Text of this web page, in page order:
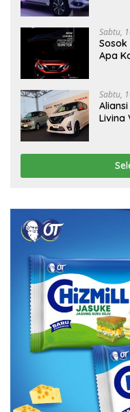
Sabtu,
Sosok
Apa
Sabtu,
Livina